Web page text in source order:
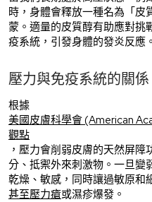
時，身體會釋放一種名為「
蒙。適量的皮質醇有助應對挑
疫系統，引發身體的發炎反應。
壓力與免疫系統的關係
根據
美國皮膚科學會 (American
觀點
，壓力會削弱皮膚的天然屏
分、抵禦外來刺激物。一旦變
乾燥、敏感，同時讓過敏原和
甚至壓力瘡或濕疹爆發。